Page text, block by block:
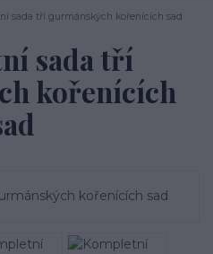
sada tří gurmánských kořenících sad
sada tří
kořenících